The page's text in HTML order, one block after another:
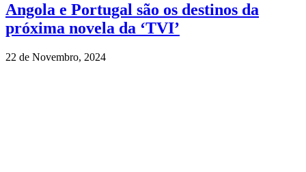
Angola e Portugal são os destinos da
próxima novela da ‘TVI’
22 de Novembro, 2024